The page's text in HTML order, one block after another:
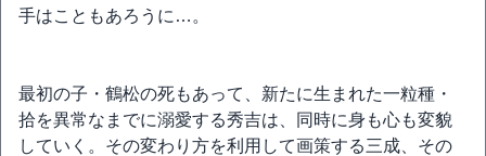
手はこともあろうに…。
最初の子・鶴松の死もあって、新たに生まれた一粒種・
拾を異常なまでに溺愛する秀吉は、同時に身も心も変貌
していく。その変わり方を利用して画策する三成、その